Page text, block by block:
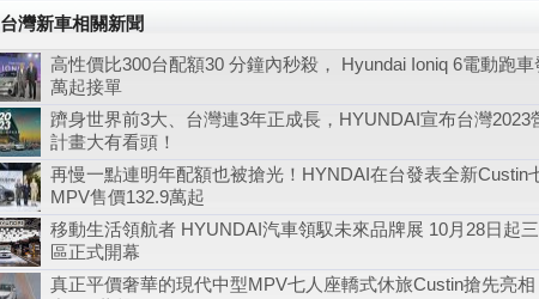
台灣新車相關新聞
高性價比300台配額30 分鐘內秒殺， Hyundai Ioniq 6電動跑車
萬起接單
躋身世界前3大、台灣連3年正成長，HYUNDAI宣布台灣2023
計畫大有看頭！
再慢一點連明年配額也被搶光！HYNDAI在台發表全新Custin
MPV售價132.9萬起
移動生活領航者 HYUNDAI汽車領馭未來品牌展 10月28日起
區正式開幕
真正平價奢華的現代中型MPV七人座轎式休旅Custin搶先亮